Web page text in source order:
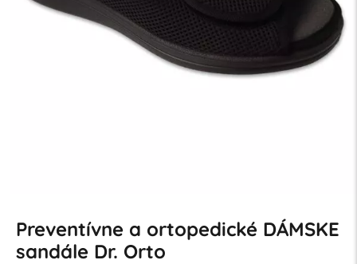
Preventívne a ortopedické DÁMSKE
sandále Dr. Orto